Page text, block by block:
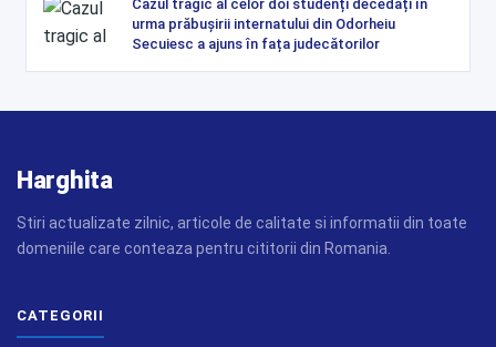
Cazul tragic al celor doi studenți decedați în
urma prăbușirii internatului din Odorheiu
Secuiesc a ajuns în fața judecătorilor
Harghita
Stiri actualizate zilnic, articole de calitate si informatii din toate
domeniile care conteaza pentru cititorii din Romania.
CATEGORII